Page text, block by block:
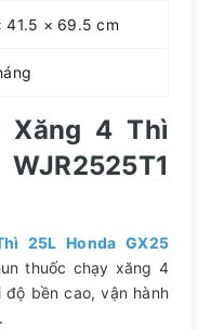
41.5 × 69.5 cm
Xăng 4 Thì
25L Honda GX25
thuốc chạy xăng 4
bền cao, vận hành